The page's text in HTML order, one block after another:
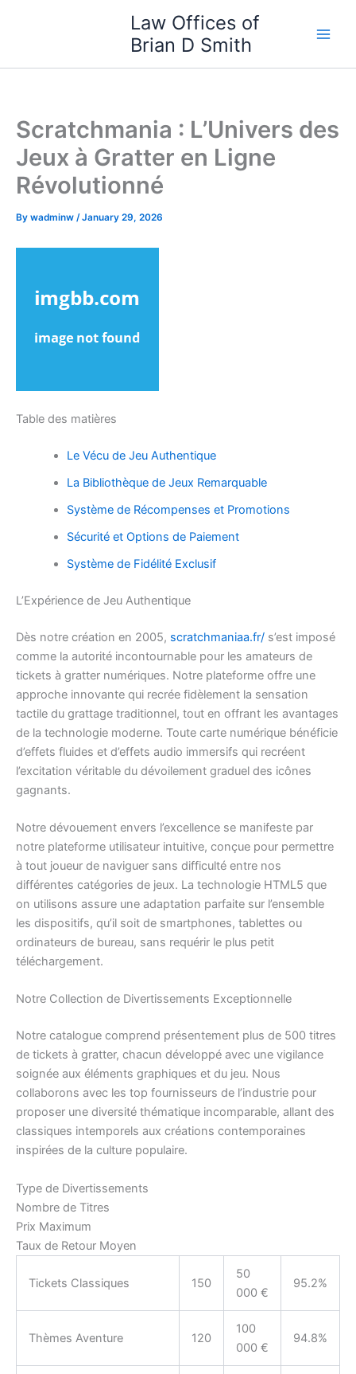
Law Offices of
Brian D Smith
Scratchmania : L’Univers des
Jeux à Gratter en Ligne
Révolutionné
By wadminw /January 29, 2026
Table des matières
Le Vécu de Jeu Authentique
La Bibliothèque de Jeux Remarquable
Système de Récompenses et Promotions
Sécurité et Options de Paiement
Système de Fidélité Exclusif
L’Expérience de Jeu Authentique
Dès notre création en 2005, scratchmaniaa.fr/ s’est imposé
comme la autorité incontournable pour les amateurs de
tickets à gratter numériques. Notre plateforme offre une
approche innovante qui recrée fidèlement la sensation
tactile du grattage traditionnel, tout en offrant les avantages
de la technologie moderne. Toute carte numérique bénéficie
d’effets fluides et d’effets audio immersifs qui recréent
l’excitation véritable du dévoilement graduel des icônes
gagnants.
Notre dévouement envers l’excellence se manifeste par
notre plateforme utilisateur intuitive, conçue pour permettre
à tout joueur de naviguer sans difficulté entre nos
différentes catégories de jeux. La technologie HTML5 que
on utilisons assure une adaptation parfaite sur l’ensemble
les dispositifs, qu’il soit de smartphones, tablettes ou
ordinateurs de bureau, sans requérir le plus petit
téléchargement.
Notre Collection de Divertissements Exceptionnelle
Notre catalogue comprend présentement plus de 500 titres
de tickets à gratter, chacun développé avec une vigilance
soignée aux éléments graphiques et du jeu. Nous
collaborons avec les top fournisseurs de l’industrie pour
proposer une diversité thématique incomparable, allant des
classiques intemporels aux créations contemporaines
inspirées de la culture populaire.
Type de Divertissements
Nombre de Titres
Prix Maximum
Taux de Retour Moyen
Tickets Classiques 150
50
000 €
95.2%
Thèmes Aventure 120
100
000 €
94.8%